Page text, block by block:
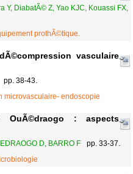
Y, DiabatÃ© Z, Yao KJC, Kouassi FX,
prothÃ©tique.
vasculaire
pp. 38-43.
microvasculaire- endoscopie
OuÃ©draogo : aspects
D, BARRO F
pp. 33-37.